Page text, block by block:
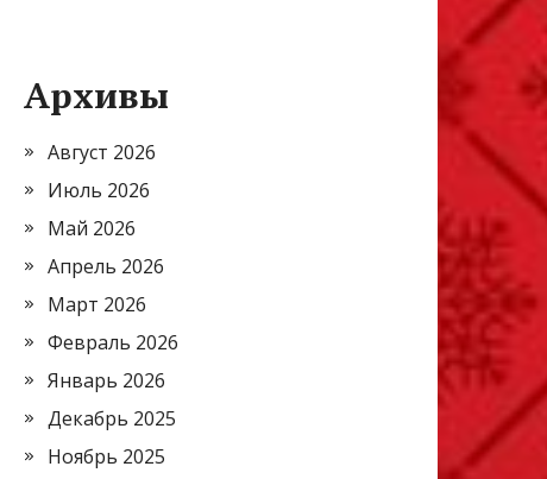
Архивы
Август 2026
Июль 2026
Май 2026
Апрель 2026
Март 2026
Февраль 2026
Январь 2026
Декабрь 2025
Ноябрь 2025